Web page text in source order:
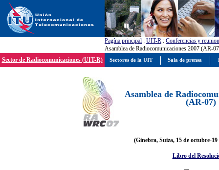
Pagína principal : UIT-R : Conferencias y
Asamblea de Radiocomunicaciones 2007 (AR-
Sector de Radiocomunicaciones (UIT-R)
Asamblea de
(AR-07)
(Ginebra, Suiza, 15 de octubre-19
Libro del
Sectores de la UIT Sala de prensa